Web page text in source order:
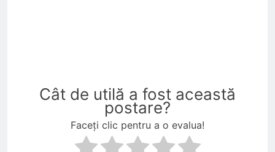
Cât de utilă a fost această
postare?
Faceți clic pentru a o evalua!